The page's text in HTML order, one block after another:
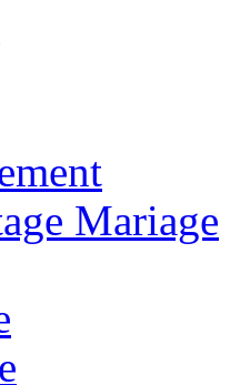
Mariage